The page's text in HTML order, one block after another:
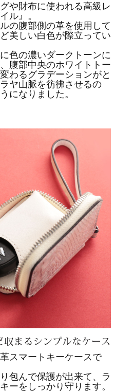
や財布に使われる高級レ
ル』。
の腹部側の革を使用して
美しい白色が際立ってい
色の濃いダークトーンに
腹部中央のホワイトトー
わるグラデーションがと
ヤ山脈を彷彿させるの
になりました。
スマートキーケースで
包んで保護が出来て、ラ
ーをしっかり守ります。